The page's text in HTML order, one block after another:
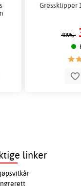
Gressklipper
4095,-
linker